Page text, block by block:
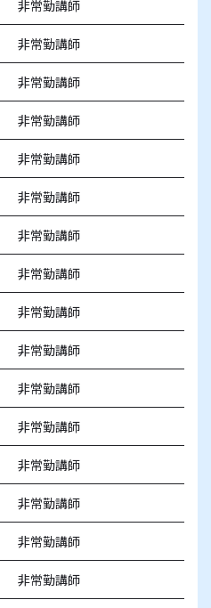
非常勤講師
非常勤講師
非常勤講師
非常勤講師
非常勤講師
非常勤講師
非常勤講師
非常勤講師
非常勤講師
非常勤講師
非常勤講師
非常勤講師
非常勤講師
非常勤講師
非常勤講師
非常勤講師